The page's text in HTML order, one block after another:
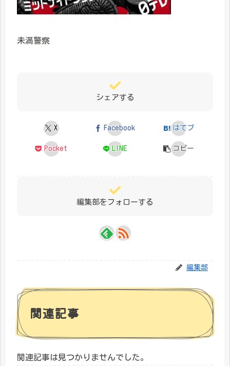
未満警察
シェアする
X Facebook はてブ
Pocket LINE コピー
編集部をフォローする
編集部
関連記事
関連記事は見つかりませんでした。